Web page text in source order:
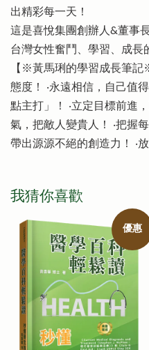
出精彩每一天！
這是喜悅集團創辦人&董事
台灣女性奮鬥、學習、成長
【※黃馬琍的學習成長筆記
態度！ ‧永遠相信，自己值
點主打」！ ‧立定目標前進
氣，把敵人變貴人！ ‧把握
帶出源源不絕的創造力！ ‧
我猜你喜歡
優惠